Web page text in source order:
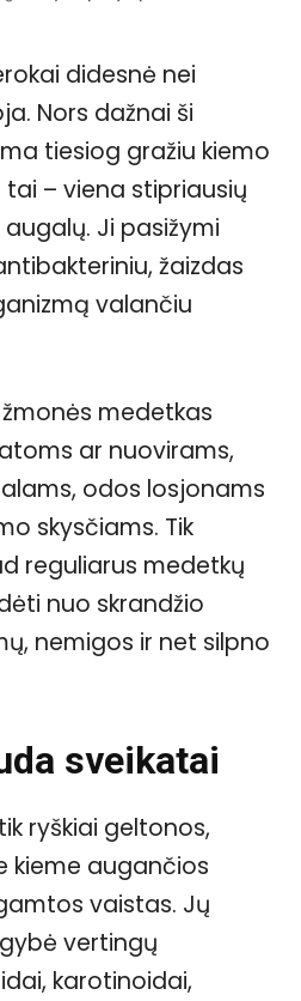
didesnė nei
Nors dažnai ši
tiesiog gražiu kiemo
– viena stipriausių
Ji pasižymi
žaizdas
valančiu
medetkas
ar nuovirams,
odos losjonams
skysčiams. Tik
reguliarus medetkų
nuo skrandžio
nemigos ir net silpno
sveikatai
ryškiai geltonos,
kieme augančios
vaistas. Jų
vertingų
karotinoidai,